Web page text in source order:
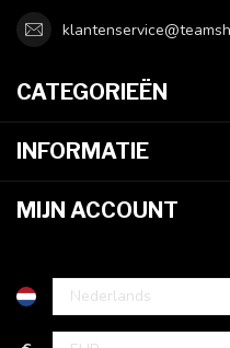
CATEGORIEËN
INFORMATIE
MIJN ACCOUNT